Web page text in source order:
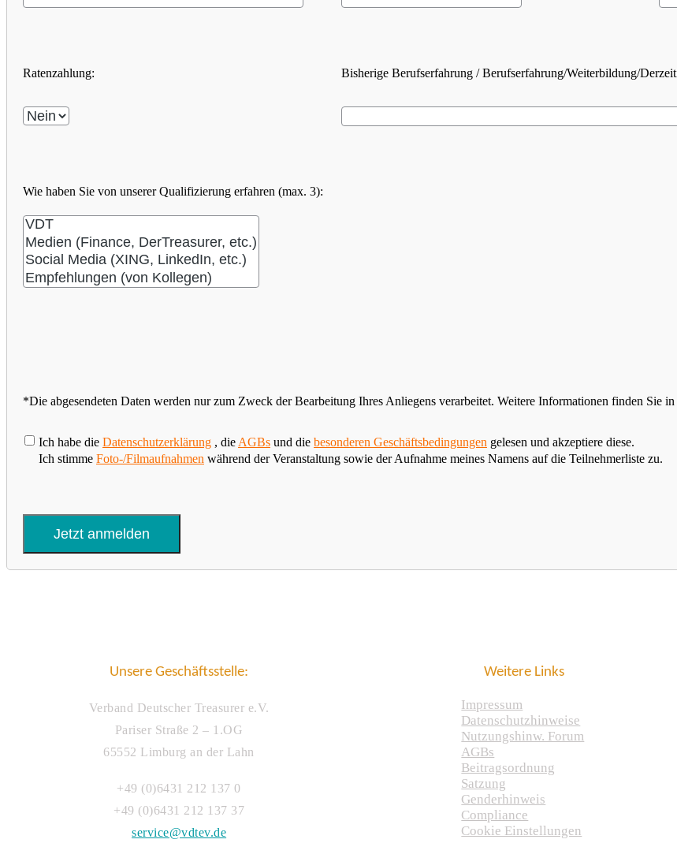
Ratenzahlung: Bisherige Berufserfahrung / Berufserfahrung/Weiterbildung/
Wie haben Sie von unserer Qualifizierung erfahren (max. 3):
*Die abgesendeten Daten werden nur zum Zweck der Bearbeitung Ihres Anliegens verarbeitet. Weitere Informationen finden Sie in
Ich habe die Datenschutzerklärung , die AGBs und die besonderen Geschäftsbedingungen gelesen und akzeptiere diese.
Ich stimme Foto-/Filmaufnahmen während der Veranstaltung sowie der Aufnahme meines Namens auf die Teilnehmerliste zu.
Unsere Geschäftsstelle:
Verband Deutscher Treasurer e.V.
Pariser Straße 2 – 1.OG
65552 Limburg an der Lahn
+49 (0)6431 212 137 0
+49 (0)6431 212 137 37
service@vdtev.de
Weitere Links
Impressum
Datenschutzhinweise
Nutzungshinw. Forum
AGBs
Beitragsordnung
Satzung
Genderhinweis
Compliance
Cookie Einstellungen